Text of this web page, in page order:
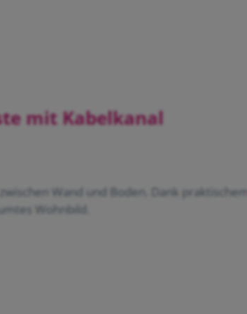
mit Kabelkanal
Wand und Boden. Dank praktischem
Wohnbild.